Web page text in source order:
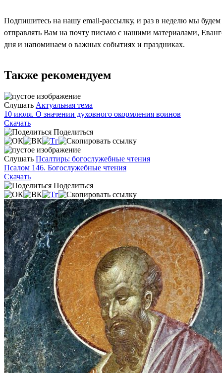
Подпишитесь на нашу email-рассылку, и раз в неделю мы будем
отправлять Вам на почту письмо с нашими материалами,
дня и напоминаем о важных событиях и праздниках.
Также рекомендуем
Слушать Актуальная тема
10 июля. О значении духовного окормления воинов
Скачать
Поделиться
Слушать Псалтирь: богослужебные чтения
Псалом 146. Богослужебные чтения
Скачать
Поделиться